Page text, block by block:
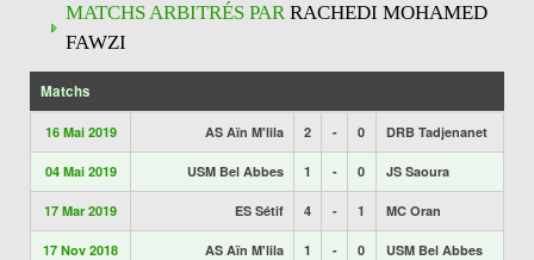
MATCHS ARBITRÉS PARRACHEDI MOHAMED
FAWZI
Matchs
16 Mai 2019 AS Aïn M'lila 2 - 0 DRB Tadjenanet
04 Mai 2019 USM Bel Abbes 1 - 0 JS Saoura
17 Mar 2019 ES Sétif 4 - 1 MC Oran
17 Nov 2018 AS Aïn M'lila 1 - 0 USM Bel Abbes